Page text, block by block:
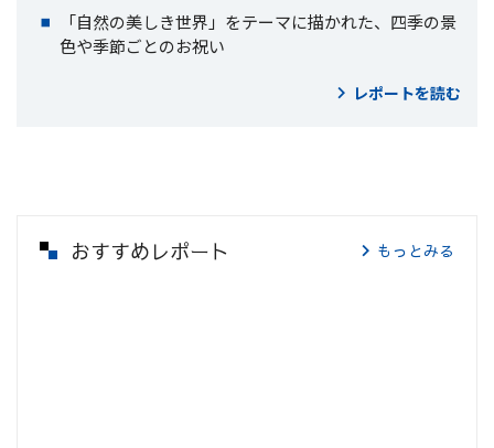
「自然の美しき世界」をテーマに描かれた、四季の景
色や季節ごとのお祝い
レポートを読む
おすすめレポート もっとみる